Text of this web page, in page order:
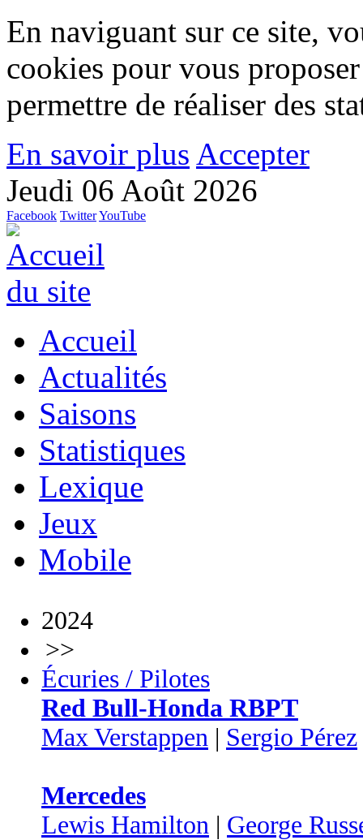
En naviguant sur ce site,
cookies pour vous
permettre de réaliser des
En savoir plus Accepter
Jeudi 06 Août 2026
Facebook TwitterYouTube
Accueil
Actualités
Saisons
Statistiques
Lexique
Jeux
Mobile
2024
>>
Écuries / Pilotes
Red Bull-Honda RBPT
Max Verstappen | Sergio Pérez
Mercedes
Lewis Hamilton | George